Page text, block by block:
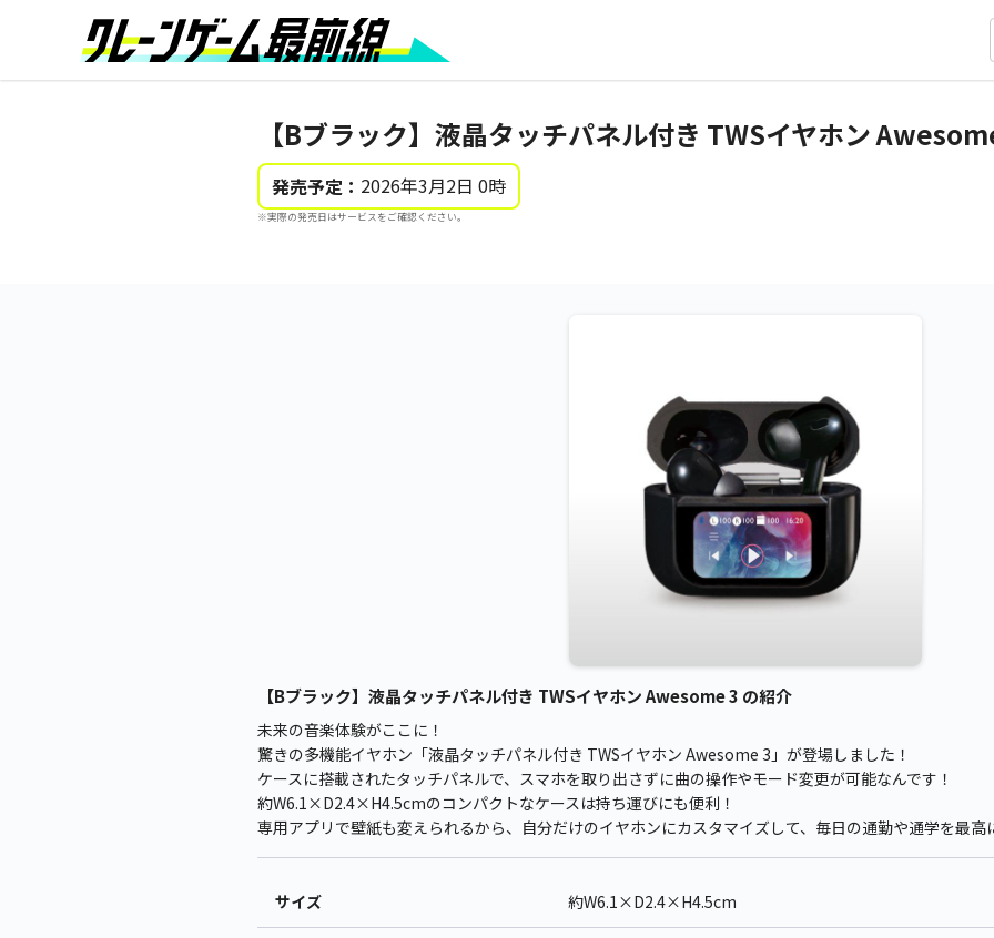
【Bブラック】液晶タッチパネル付き TWSイヤホン
発売予定： 2026年3月2日 0時
※実際の発売日はサービスをご確認ください。
【Bブラック】液晶タッチパネル付き TWSイヤホン Awesome 3 の紹介
未来の音楽体験がここに！
驚きの多機能イヤホン「液晶タッチパネル付き TWSイヤホン Awesome 3」が登場しました！
ケースに搭載されたタッチパネルで、スマホを取り出さずに曲の操作やモード変更が可能なんです！
約W6.1×D2.4×H4.5cmのコンパクトなケースは持ち運びにも便利！
専用アプリで壁紙も変えられるから、自分だけのイヤホンにカスタマイズして、毎日の通勤や通学を最高
サイズ 約W6.1×D2.4×H4.5cm